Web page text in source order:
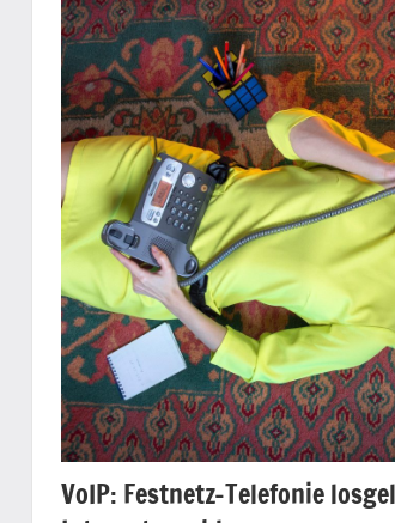
VoIP: Festnetz-Telefonie